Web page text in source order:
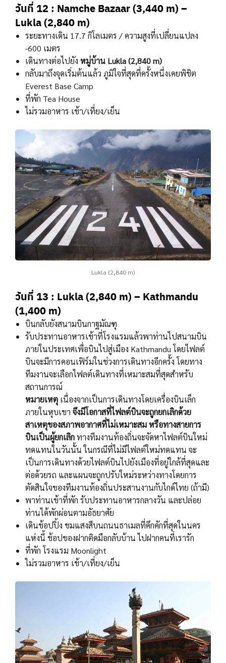
วันที่ 12 : Namche Bazaar (3,440 m) –
Lukla (2,840 m)
ระยะทางเดิน 17.7 กิโลเมตร / ความสูงที่เปลี่ยนแปลง
-600 เมตร
เดินทางต่อไปยัง หมู่บ้าน Lukla (2,840 m)
กลับมาถึงจุดเริ่มต้นแล้ว ภูมิใจที่สุดที่ครั้งหนึ่งเคยพิชิต
Everest Base Camp
ที่พัก Tea House
ไม่รวมอาหาร เช้า/เที่ยง/เย็น
Lukla (2,840 m)
วันที่ 13 : Lukla (2,840 m) – Kathmandu
(1,400 m)
บินกลับยังสนามบินกาฐมัณฑุ
รับประทานอาหารเช้าที่โรงแรมแล้วพาท่านไปสนามบิน
ภายในประเทศเพื่อบินไปสู่เมือง Kathmandu โดยไฟลต์
บินจะมีการคอนเฟิร์มในช่วงการเดินทางอีกครั้ง โดยทาง
ทีมงานจะเลือกไฟลต์เดินทางที่เหมาะสมที่สุดสำหรับ
สถานการณ์
หมายเหตุ เนื่องจากเป็นการเดินทางโดยเครื่องบินเล็ก
ภายในหุบเขา จึงมีโอกาสที่ไฟลต์บินจะถูกยกเลิกด้วย
สาเหตุของสภาพอากาศที่ไม่เหมาะสม หรือทางสายการ
บินเป็นผู้ยกเลิกทางทีมงานท้องถิ่นจะจัดหาไฟลต์บินใหม่
ทดแทนในวันนั้น ในกรณีที่ไม่มีไฟลต์ใหม่ทดแทน จะ
เป็นการเดินทางด้วยไฟลต์บินไปยังเมืองที่อยู่ใกล้ที่สุดและ
ต่อด้วยรถ และแผนจะถูกปรับใหม่ระหว่างทางโดยการ
ตัดสินใจของทีมงานท้องถิ่นประสานงานกับไกด์ไทย (ถ้ามี)
พาท่านเข้าที่พัก รับประทานอาหารกลางวัน และปล่อย
ท่านได้พักผ่อนตามอัธยาศัย
เดินช้อปปิ้ง ชมแสงสีบนถนนธาเมลที่คึกคักที่สุดในนคร
แห่งนี้ ช้อปของฝากติดมือกลับบ้าน ไปฝากคนที่เรารัก
ที่พัก โรงแรม Moonlight
ไม่รวมอาหาร เช้า/เที่ยง/เย็น